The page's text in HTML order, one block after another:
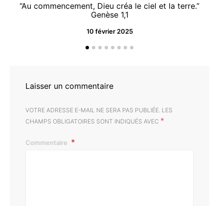
“Au commencement, Dieu créa le ciel et la terre.”
Genèse 1,1
10 février 2025
Laisser un commentaire
VOTRE ADRESSE E-MAIL NE SERA PAS PUBLIÉE. LES
CHAMPS OBLIGATOIRES SONT INDIQUÉS AVEC *
Commentaire